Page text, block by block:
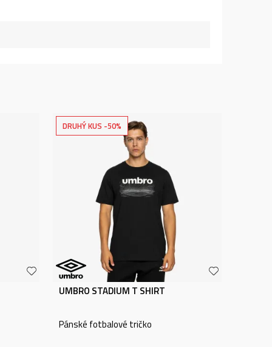
DRUHÝ KUS -50%
UMBRO STADIUM T SHIRT
Pánské fotbalové tričko